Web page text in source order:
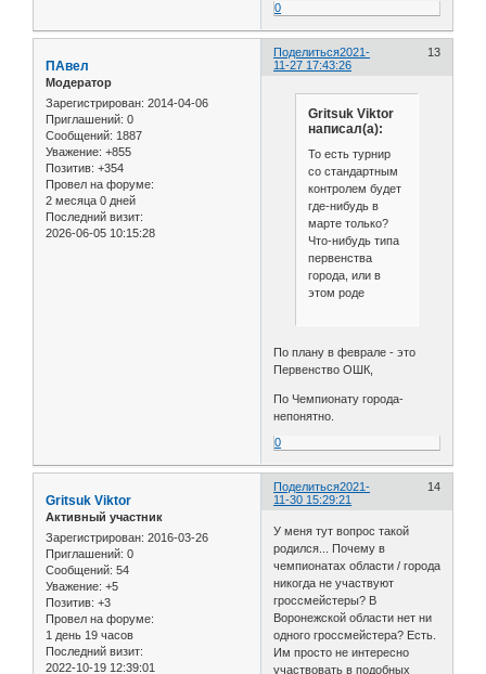
0
Поделиться 13
2021-
11-27 17:43:26
ПАвел
Модератор
Зарегистрирован: 2014-04-06
Приглашений: 0
Сообщений: 1887
Уважение: +855
Позитив: +354
Провел на форуме:
2 месяца 0 дней
Последний визит:
2026-06-05 10:15:28
Gritsuk Viktor
написал(а):
То есть турнир
со стандартным
контролем будет
где-нибудь в
марте только?
Что-нибудь типа
первенства
города, или в
этом роде
По плану в феврале - это
Первенство ОШК,
По Чемпионату города-
непонятно.
0
Поделиться 14
2021-
11-30 15:29:21
Gritsuk Viktor
Активный участник
Зарегистрирован: 2016-03-26
Приглашений: 0
Сообщений: 54
Уважение: +5
Позитив: +3
Провел на форуме:
1 день 19 часов
Последний визит:
2022-10-19 12:39:01
У меня тут вопрос такой
родился... Почему в
чемпионатах области / города
никогда не участвуют
гроссмейстеры? В
Воронежской области нет ни
одного гроссмейстера? Есть.
Им просто не интересно
участвовать в подобных